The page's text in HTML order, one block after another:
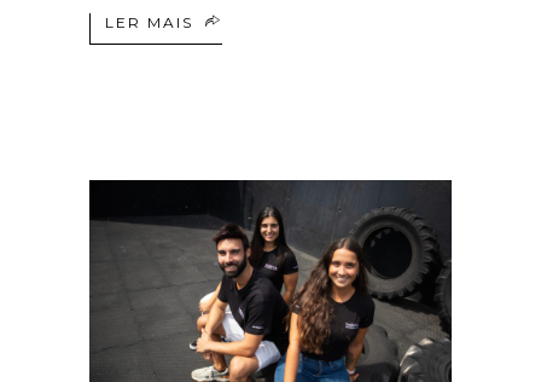
LER MAIS